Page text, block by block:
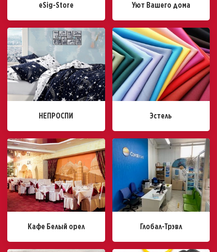
eSig-Store Уют Вашего дома
НЕПРОСПИ Эстель
Кафе Белый орел Глобал-Трэвл